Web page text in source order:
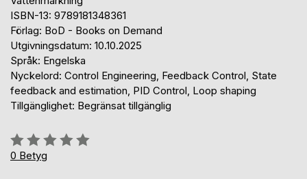
ISBN-13: 9789181348361
Förlag: BoD - Books on Demand
Utgivningsdatum: 10.10.2025
Språk: Engelska
Nyckelord: Control Engineering, Feedback Control, State
feedback and estimation, PID Control, Loop shaping
Tillgänglighet: Begränsat tillgänglig
Betyg::
0%
0 Betyg